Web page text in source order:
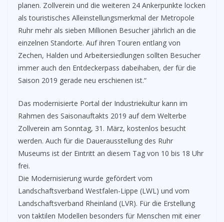
planen. Zollverein und die weiteren 24 Ankerpunkte locken
als touristisches Alleinstellungsmerkmal der Metropole
Ruhr mehr als sieben Millionen Besucher jährlich an die
einzelnen Standorte. Auf ihren Touren entlang von
Zechen, Halden und Arbeitersiedlungen sollten Besucher
immer auch den Entdeckerpass dabeihaben, der für die
Saison 2019 gerade neu erschienen ist.“
Das modernisierte Portal der Industriekultur kann im
Rahmen des Saisonauftakts 2019 auf dem Welterbe
Zollverein am Sonntag, 31. März, kostenlos besucht
werden. Auch für die Dauerausstellung des Ruhr
Museums ist der Eintritt an diesem Tag von 10 bis 18 Uhr
frei.
Die Modernisierung wurde gefördert vom
Landschaftsverband Westfalen-Lippe (LWL) und vom
Landschaftsverband Rheinland (LVR). Für die Erstellung
von taktilen Modellen besonders für Menschen mit einer